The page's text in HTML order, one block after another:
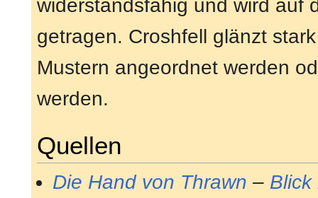
widerstandsfähig und wird auf
getragen. Croshfell glänzt
Mustern angeordnet werden
werden.
Quellen
Die Hand von Thrawn – Blick